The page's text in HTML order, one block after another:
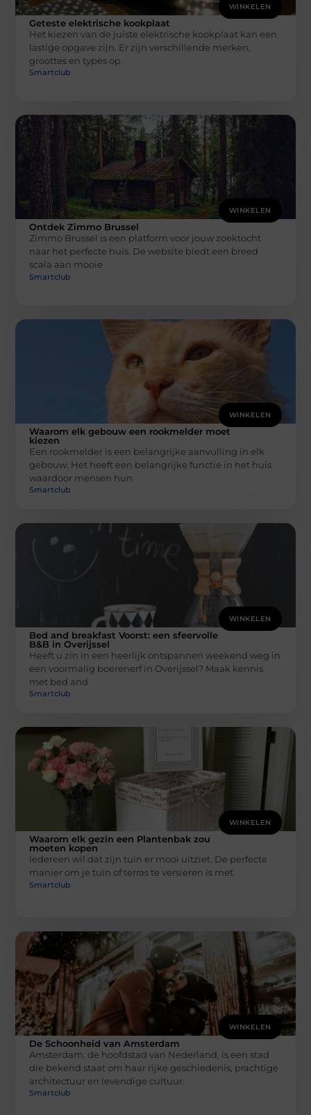
WINKELEN
Geteste elektrische kookplaat
Het kiezen van de juiste elektrische kookplaat kan een
lastige opgave zijn. Er zijn verschillende merken,
groottes en types op
Smartclub
WINKELEN
Ontdek Zimmo Brussel
Zimmo Brussel is een platform voor jouw zoektocht
naar het perfecte huis. De website biedt een breed
scala aan mooie
Smartclub
WINKELEN
Waarom elk gebouw een rookmelder moet
kiezen
Een rookmelder is een belangrijke aanvulling in elk
gebouw. Het heeft een belangrijke functie in het huis
waardoor mensen hun
Smartclub
WINKELEN
Bed and breakfast Voorst: een sfeervolle
B&B in Overijssel
Heeft u zin in een heerlijk ontspannen weekend weg in
een voormalig boerenerf in Overijssel? Maak kennis
met bed and
Smartclub
WINKELEN
Waarom elk gezin een Plantenbak zou
moeten kopen
Iedereen wil dat zijn tuin er mooi uitziet. De perfecte
manier om je tuin of terras te versieren is met
Smartclub
WINKELEN
De Schoonheid van Amsterdam
Amsterdam, de hoofdstad van Nederland, is een stad
die bekend staat om haar rijke geschiedenis, prachtige
architectuur en levendige cultuur.
Smartclub